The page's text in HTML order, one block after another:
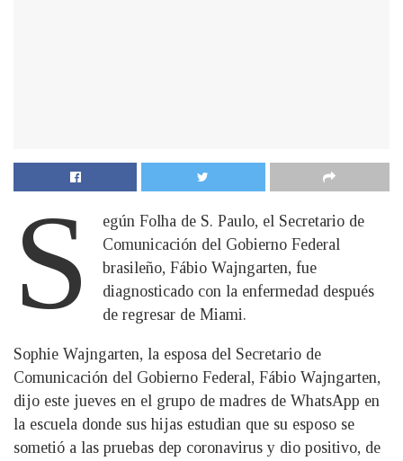
S
egún Folha de S. Paulo, el Secretario de
Comunicación del Gobierno Federal
brasileño, Fábio Wajngarten, fue
diagnosticado con la enfermedad después
de regresar de Miami.
Sophie Wajngarten, la esposa del Secretario de
Comunicación del Gobierno Federal, Fábio Wajngarten,
dijo este jueves en el grupo de madres de WhatsApp en
la escuela donde sus hijas estudian que su esposo se
sometió a las pruebas dep coronavirus y dio positivo, de